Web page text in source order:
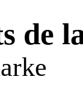
de